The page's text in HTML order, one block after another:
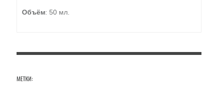
Объём: 50 мл.
МЕТКИ: